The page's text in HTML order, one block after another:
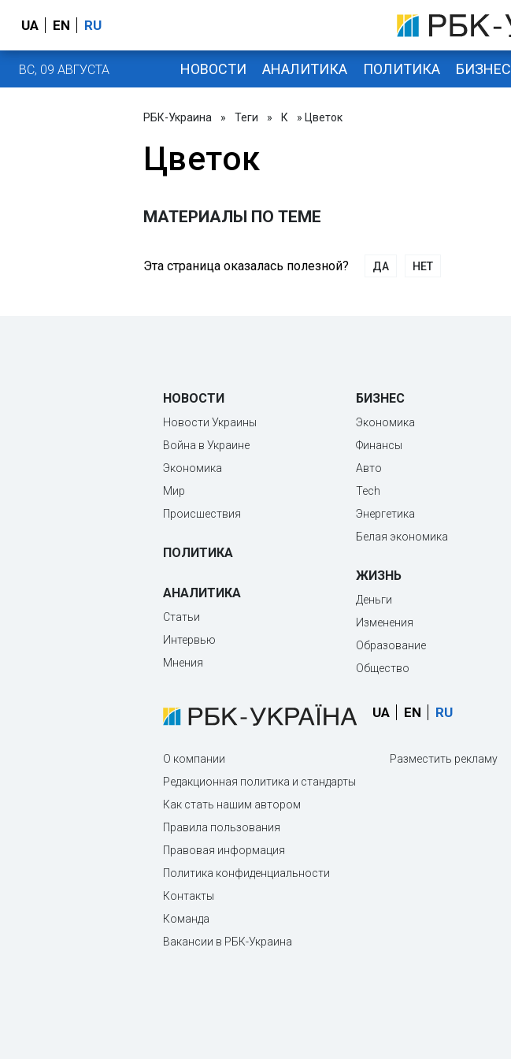
UA EN RU
ВС, 09 АВГУСТА НОВОСТИ АНАЛИТИКА ПОЛИТИКА БИЗНЕС
РБК-Украина » Теги » К » Цветок
Цветок
МАТЕРИАЛЫ ПО ТЕМЕ
Эта страница оказалась полезной? ДА НЕТ
НОВОСТИ
Новости Украины
Война в Украине
Экономика
Мир
Происшествия
ПОЛИТИКА
АНАЛИТИКА
Статьи
Интервью
Мнения
БИЗНЕС
Экономика
Финансы
Авто
Tech
Энергетика
Белая экономика
ЖИЗНЬ
Деньги
Изменения
Образование
Общество
UA EN RU
О компании
Редакционная политика и стандарты
Как стать нашим автором
Правила пользования
Правовая информация
Политика конфиденциальности
Контакты
Команда
Вакансии в РБК-Украина
Разместить рекламу